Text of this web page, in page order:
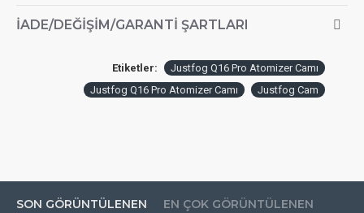
İADE/DEĞIŞIM/GARANTI ŞARTLARI
Etiketler:
Justfog Q16 Pro Atomizer Camı
Justfog Q16 Pro Atomizer Camı
Justfog Cam
SON GÖRÜNTÜLENEN EN ÇOK GÖRÜNTÜLENEN